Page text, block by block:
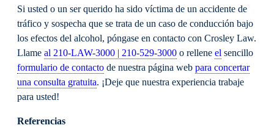
Si usted o un ser querido ha sido víctima de un accidente de
tráfico y sospecha que se trata de un caso de conducción bajo
los efectos del alcohol, póngase en contacto con Crosley Law.
Llame al 210-LAW-3000 | 210-529-3000 o rellene el sencillo
formulario de contacto de nuestra página web para concertar
una consulta gratuita. ¡Deje que nuestra experiencia trabaje
para usted!
Referencias